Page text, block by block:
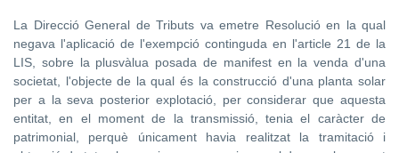
La Direcció General de Tributs va emetre Resolució en la qual
negava l'aplicació de l'exempció continguda en l'article 21 de la
LIS, sobre la plusvàlua posada de manifest en la venda d'una
societat, l'objecte de la qual és la construcció d'una planta solar
per a la seva posterior explotació, per considerar que aquesta
entitat, en el moment de la transmissió, tenia el caràcter de
patrimonial, perquè únicament havia realitzat la tramitació i